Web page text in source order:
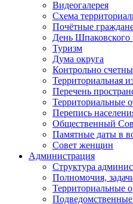
Видеогалерея
Схема
Почётные
День Шпаковского
Туризм
Дума округа
Контрольно
Территориальная
Перечень
Территориальные
Перепись
Общественный
Памятные даты в
Совет женщин
Администрация
Структура
Полномочия,
Территориальные